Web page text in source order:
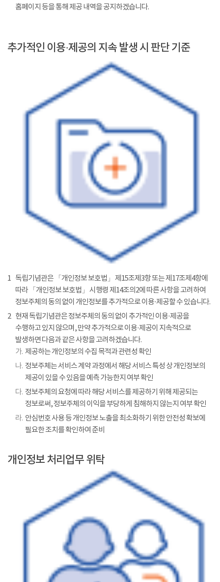
홈페이지 등을 통해 제공 내역을 공지하겠습니다.
추가적인 이용·제공의 지속 발생 시 판단 기준
1 독립기념관은 「개인정보 보호법」 제15조제3항 또는 제17조제4항에
따라 「개인정보 보호법」 시행령 제14조의2에 따른 사항을 고려하여
정보주체의 동의 없이 개인정보를 추가적으로 이용·제공할 수 있습니다.
2 현재 독립기념관은 정보주체의 동의 없이 추가적인 이용·제공을
수행하고 있지 않으며, 만약 추가적으로 이용·제공이 지속적으로
발생하면 다음과 같은 사항을 고려하겠습니다.
가. 제공하는 개인정보의 수집 목적과 관련성 확인
나. 정보주체는 서비스 계약 과정에서 해당 서비스 특성 상 개인정보의
제공이 있을 수 있음을 예측 가능한지 여부 확인
다. 정보주체의 요청에 따라 해당 서비스를 제공하기 위해 제공되는
정보로써, 정보주체의 이익을 부당하게 침해하지 않는지 여부 확인
라. 안심번호 사용 등 개인정보 노출을 최소화하기 위한 안전성 확보에
필요한 조치를 확인하여 준비
개인정보 처리업무 위탁